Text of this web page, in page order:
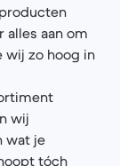
alles aan om
wij zo hoog in
wij
wat je
tóch